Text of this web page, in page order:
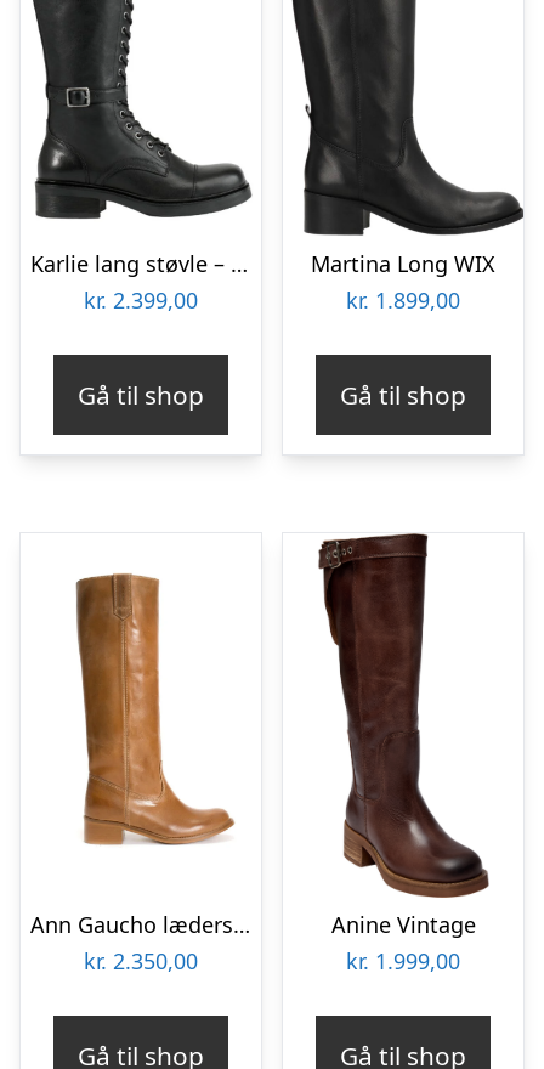
Karlie lang støvle – Sort
kr. 2.399,00
Gå til shop
Martina Long WIX
kr. 1.899,00
Gå til shop
Ann Gaucho læderstøvler – Dark Tan
kr. 2.350,00
Gå til shop
Anine Vintage
kr. 1.999,00
Gå til shop